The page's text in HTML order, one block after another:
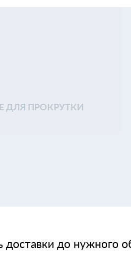
ДЛЯ ПРОКРУТКИ
доставки до нужного